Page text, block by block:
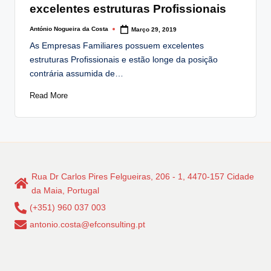
excelentes estruturas Profissionais
Posted
António Nogueira da Costa Março 29, 2019
As Empresas Familiares possuem excelentes
estruturas Profissionais e estão longe da posição
contrária assumida de…
Read More
Rua Dr Carlos Pires Felgueiras, 206 - 1, 4470-157 Cidade
da Maia, Portugal
(+351) 960 037 003
antonio.costa@efconsulting.pt